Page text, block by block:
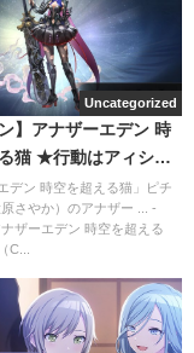
Uncategorized
ン】アナザーエデン 時
猫 ★行動はアィシャ
ミナルカね
デン 時空を超える猫」ピチ
さやか）のアナザー ... -
ザーエデン 時空を超える
C...